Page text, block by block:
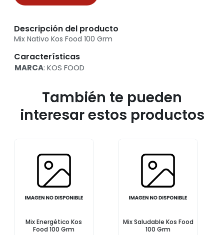
Descripción del producto
Mix Nativo Kos Food 100 Grm
Características
MARCA: KOS FOOD
También te pueden
interesar estos productos
Mix Energético Kos
Food 100 Grm
Mix Saludable Kos Food
100 Grm